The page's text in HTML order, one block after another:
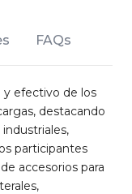
FAQs
y efectivo de los
destacando
participantes
accesorios para